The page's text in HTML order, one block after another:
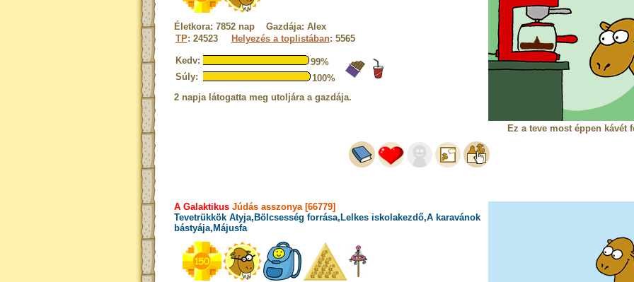
Életkora: 7852 nap Gazdája: Alex
TP: 24523 Helyezés a toplistában: 5565
Kedv:
99%
Súly:
100%
2 napja látogatta meg utoljára a gazdája.
Ez a teve most éppen kávét
A GalaktikusJúdás asszonya [66779]
Tevetrükkök Atyja,Bölcsesség forrása,Lelkes iskolakezdő,A karavánok
bástyája,Májusfa